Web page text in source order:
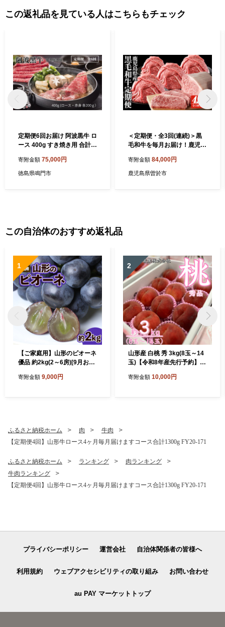
この返礼品を見ている人はこちらもチェック
定期便6回お届け 阿波黒牛 ロ
ース 400g すき焼き用 合計2.
寄附金額 75,000円
徳島県鳴門市
＜定期便・全3回(連続)＞黒
毛和牛を毎月お届け！鹿児島
kg) 牛肉 黒毛和牛 定期便
【ナンチク】 T33
寄附金額 84,000円
鹿児島県曽於市
この自治体のおすすめ返礼品
1
【ご家庭用】山形のピオーネ
優品 約2kg(2～6房)[9月お届
S23-645 くだもの 果物 フル
寄附金額 9,000円
2
山形産 白桃 秀 3kg(8玉～14
玉)【令和8年産先行予約】F
寄附金額 10,000円
ふるさと納税ホーム 肉
牛肉
【定期便4回】山形牛ロース4ヶ月毎月届けますコース合計1300g FY20-171
ふるさと納税ホーム ランキング
肉ランキング
牛肉ランキング
【定期便4回】山形牛ロース4ヶ月毎月届けますコース合計1300g FY20-171
プライバシーポリシー 運営会社 自治体関係者の皆様へ
利用規約 ウェブアクセシビリティの取り組み お問い合わせ
au PAY マーケットトップ